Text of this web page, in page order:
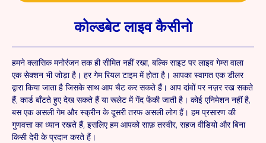
कोल्डबेट लाइव कैसीनो
हमने क्लासिक मनोरंजन तक ही सीमित नहीं रखा, बल्कि साइट पर लाइव गेम्स वाला
एक सेक्शन भी जोड़ा है। हर गेम रियल टाइम में होता है। आपका स्वागत एक डीलर
द्वारा किया जाता है जिसके साथ आप चैट कर सकते हैं। आप दांवों पर नज़र रख सकते
हैं, कार्ड बाँटते हुए देख सकते हैं या रूलेट में गेंद फेंकी जाती है। कोई एनिमेशन नहीं है,
बस एक असली गेम और स्क्रीन के दूसरी तरफ असली लोग हैं। हम प्रसारण की
गुणवत्ता का ध्यान रखते हैं, इसलिए हम आपको साफ़ तस्वीर, सहज वीडियो और बिना
किसी देरी के प्रदान करते हैं।